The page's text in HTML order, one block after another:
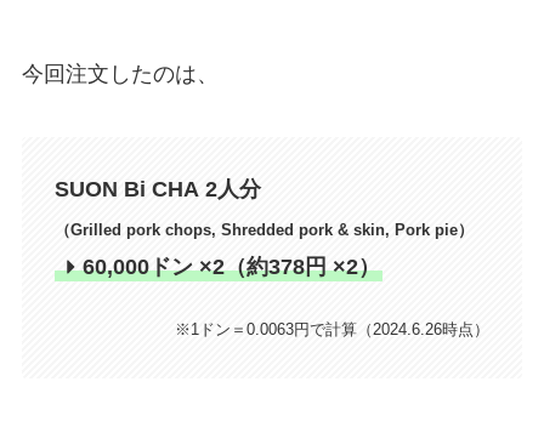
今回注文したのは、
SUON Bi CHA 2人分
（Grilled pork chops, Shredded pork & skin, Pork pie）
60,000ドン ×2（約378円 ×2）
※1ドン＝0.0063円で計算（2024.6.26時点）